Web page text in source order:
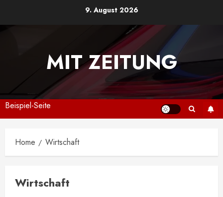
9. August 2026
MIT ZEITUNG
Beispiel-Seite
Home Wirtschaft
Wirtschaft